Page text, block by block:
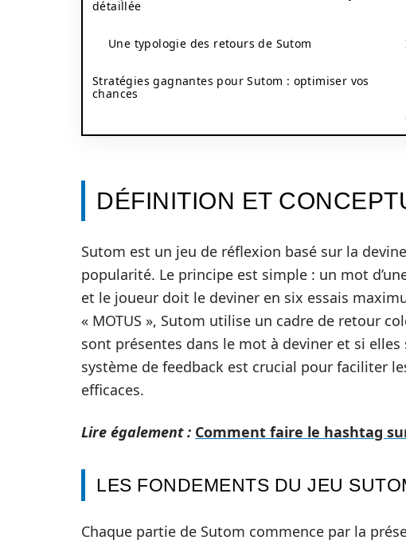
détaillée
Une typologie des retours de Sutom
Stratégies gagnantes pour Sutom : optimiser vos
chances
DÉFINITION ET
Sutom est un jeu de réflexion basé sur la
popularité. Le principe est simple : un mot
et le joueur doit le deviner en six essais
« MOTUS », Sutom utilise un cadre de retour
sont présentes dans le mot à deviner et si
système de feedback est crucial pour faciliter
efficaces.
Lire également : Comment faire le hashtag
LES FONDEMENTS DU JEU
Chaque partie de Sutom commence par la